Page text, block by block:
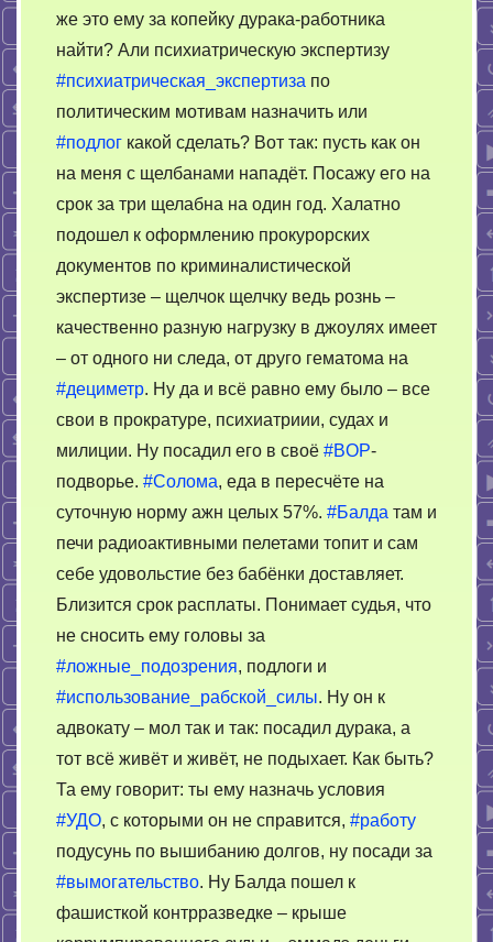
же это ему за копейку дурака-работника
найти? Али психиатрическую экспертизу
#психиатрическая_экспертиза по
политическим мотивам назначить или
#подлог какой сделать? Вот так: пусть как он
на меня с щелбанами нападёт. Посажу его на
срок за три щелабна на один год. Халатно
подошел к оформлению прокурорских
документов по криминалистической
экспертизе – щелчок щелчку ведь рознь –
качественно разную нагрузку в джоулях имеет
– от одного ни следа, от друго гематома на
#дециметр. Ну да и всё равно ему было – все
свои в прократуре, психиатриии, судах и
милиции. Ну посадил его в своё #BOP-
подворье. #Солома, еда в пересчёте на
суточную норму ажн целых 57%. #Балда там и
печи радиоактивными пелетами топит и сам
себе удовольстие без бабёнки доставляет.
Близится срок расплаты. Понимает судья, что
не сносить ему головы за
#ложные_подозрения, подлоги и
#использование_рабской_силы. Ну он к
адвокату – мол так и так: посадил дурака, а
тот всё живёт и живёт, не подыхает. Как быть?
Та ему говорит: ты ему назначь условия
#УДО, с которыми он не справится, #работу
подусунь по вышибанию долгов, ну посади за
#вымогательство. Ну Балда пошел к
фашисткой контрразведке – крыше